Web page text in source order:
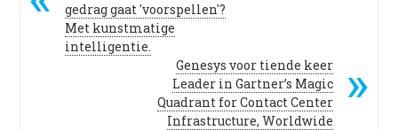
gedrag gaat 'voorspellen'?
Met kunstmatige
intelligentie.
Genesys voor tiende keer
Leader in Gartner’s Magic
Quadrant for Contact Center
Infrastructure, Worldwide